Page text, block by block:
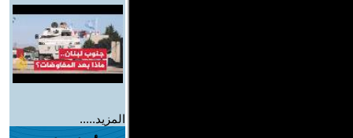
المزيد.....